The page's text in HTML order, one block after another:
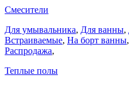
Смесители
Для умывальника, Для ванны,
Встраиваемые, На борт ванны,
Распродажа,
Теплые полы